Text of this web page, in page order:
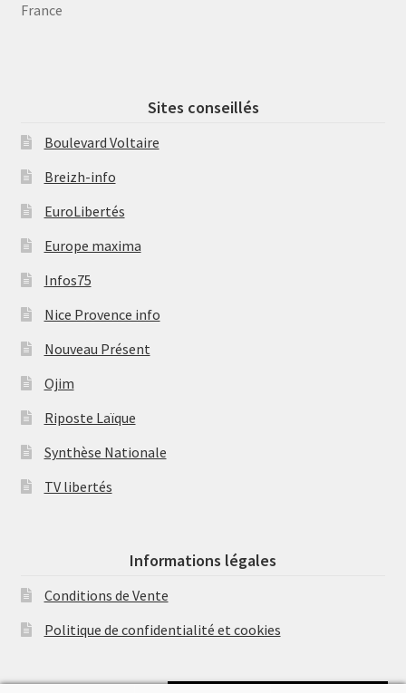
France
Sites conseillés
Boulevard Voltaire
Breizh-info
EuroLibertés
Europe maxima
Infos75
Nice Provence info
Nouveau Présent
Ojim
Riposte Laïque
Synthèse Nationale
TV libertés
Informations légales
Conditions de Vente
Politique de confidentialité et cookies